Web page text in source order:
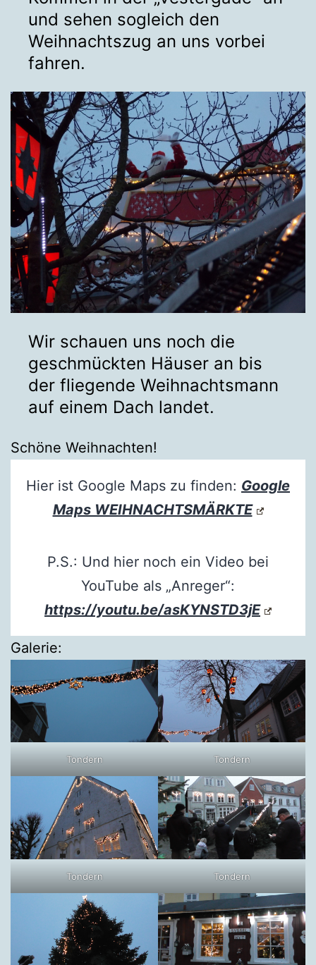
und sehen sogleich den
Weihnachtszug an uns vorbei
fahren.
Wir schauen uns noch die
geschmückten Häuser an bis
der fliegende Weihnachtsmann
auf einem Dach landet.
Schöne Weihnachten!
Hier ist Google Maps zu finden: Google
Maps WEIHNACHTSMÄRKTE
P.S.: Und hier noch ein Video bei
YouTube als „Anreger“:
https://youtu.be/asKYNSTD3jE
Galerie:
Tondern Tondern
Tondern Tondern